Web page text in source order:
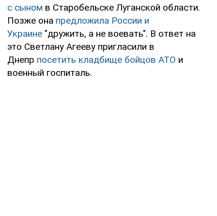
с сыном в Старобельске Луганской области.
Позже она предложила России и
Украине "дружить, а не воевать". В ответ на
это Светлану Агееву пригласили в
Днепр посетить кладбище бойцов АТО и
военный госпиталь.